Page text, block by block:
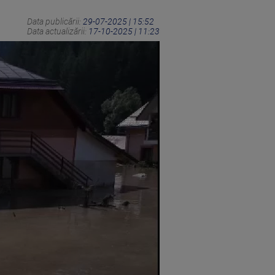
Data publicării: 29-07-2025 | 15:52
Data actualizării: 17-10-2025 | 11:23